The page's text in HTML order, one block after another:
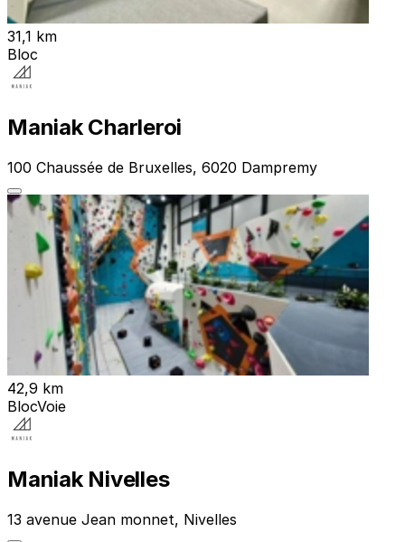
31,1 km
Bloc
Maniak Charleroi
100 Chaussée de Bruxelles, 6020 Dampremy
42,9 km
BlocVoie
Maniak Nivelles
13 avenue Jean monnet, Nivelles